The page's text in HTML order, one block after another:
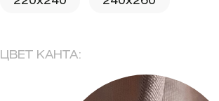
ЦВЕТ КАНТА: